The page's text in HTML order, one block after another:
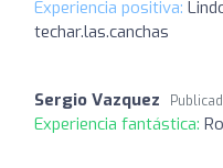
Experiencia positiva:
techar.las.canchas
Sergio Vazquez
Experiencia fantástica: